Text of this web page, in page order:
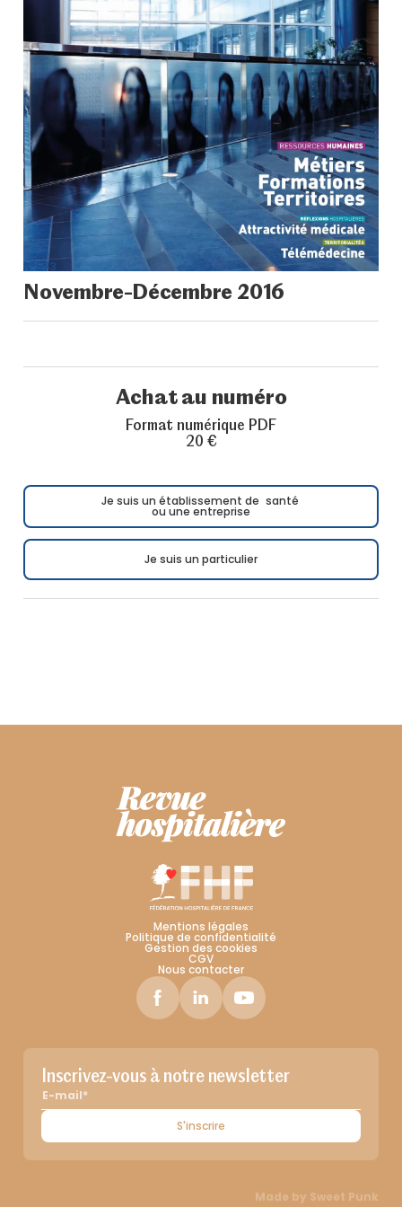
N°573
Novembre-Décembre 2016
Achat au numéro
Format numérique PDF
20 €
Je suis un établissement de santé
ou une entreprise
Je suis un particulier
Mentions légales
Politique de confidentialité
Gestion des cookies
CGV
Nous contacter
Inscrivez-vous à notre newsletter
S'inscrire
Made by Sweet Punk